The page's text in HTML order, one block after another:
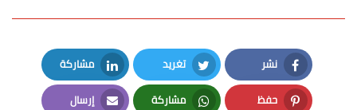
نشر
Facebook
تغريد
Twitter
مشاركة
LinkedIn
حفظ مشاركة إرسال